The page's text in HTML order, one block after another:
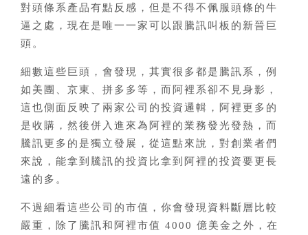
對頭條系產品有點反感，但是不得不佩服頭條的牛
逼之處，現在是唯一一家可以跟騰訊叫板的新晉巨
頭。
細數這些巨頭，會發現，其實很多都是騰訊系，例
如美團、京東、拼多多等，而阿裡系卻不見身影，
這也側面反映了兩家公司的投資邏輯，阿裡更多的
是收購，然後併入進來為阿裡的業務發光發熱，而
騰訊更多的是獨立發展，從這點來說，對創業者們
來說，能拿到騰訊的投資比拿到阿裡的投資要更長
遠的多。
不過細看這些公司的市值，你會發現資料斷層比較
嚴重，除了騰訊和阿裡市值 4000 億美金之外，在